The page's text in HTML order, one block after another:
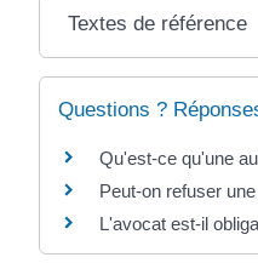
Textes de référence
Questions ?
Qu'est-ce qu'une
Peut-on refuser
L'avocat est-il